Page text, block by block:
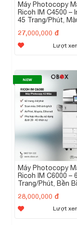
Máy Photocopy
Ricoh IM C4500 –
45 Trang/Phút,
27,000,000 đ
Lượt
Máy Photocopy
Ricoh IM C6000 –
Trang/Phút, Bền
28,000,000 đ
Lượt
NEW